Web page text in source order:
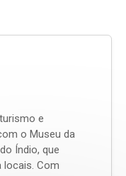
e
o Museu da
Índio, que
locais. Com